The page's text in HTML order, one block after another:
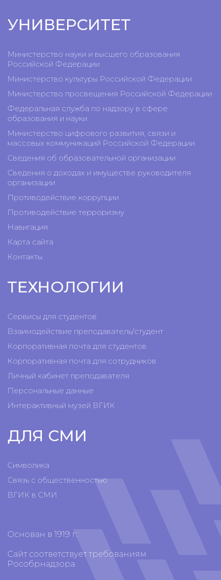
УНИВЕРСИТЕТ
Министерство науки и высшего образования
Российской Федерации
Министерство культуры Российской Федерации
Министерство просвещения Российской Федерации
Федеральная служба по надзору в сфере
образования и науки
Министерство цифрового развития, связи и
массовых коммуникаций Российской Федерации
Сведения об образовательной организации
Сведения о доходах и имуществе руководителя
организации
Противодействие коррупции
Противодействие терроризму
Навигация
Карта сайта
Контакты
ТЕХНОЛОГИИ
Сервисы для студентов
Взаимодействие преподаватель/студент
Корпоративная почта для студентов
Корпоративная почта для сотрудников
Личный кабинет преподавателя
Персональные данные
Интерактивный музей ВГИК
ДЛЯ СМИ
Символика
Связь с общественностью
ВГИК в СМИ
Основан в 1919 г.
Сайт соответствует требованиям
Рособрнадзора